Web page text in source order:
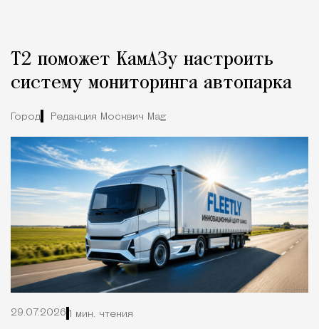
Т2 поможет КамАЗу настроить
систему мониторинга автопарка
Город Редакция Москвич Mag
29.07.2026 1 мин. чтения